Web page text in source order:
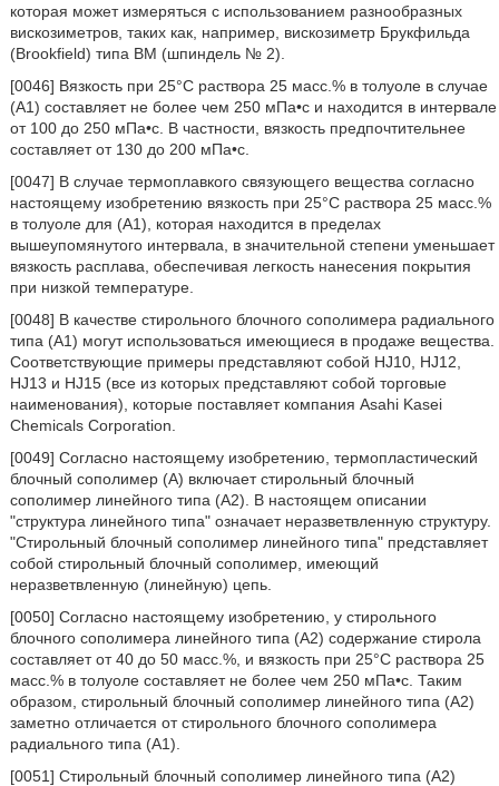
которая может измеряться с использованием разнообразных
вискозиметров, таких как, например, вискозиметр Брукфильда
(Brookfield) типа BM (шпиндель № 2).
[0046] Вязкость при 25°C раствора 25 масс.% в толуоле в случае
(A1) составляет не более чем 250 мПа•с и находится в интервале
от 100 до 250 мПа•с. В частности, вязкость предпочтительнее
составляет от 130 до 200 мПа•с.
[0047] В случае термоплавкого связующего вещества согласно
настоящему изобретению вязкость при 25°C раствора 25 масс.%
в толуоле для (A1), которая находится в пределах
вышеупомянутого интервала, в значительной степени уменьшает
вязкость расплава, обеспечивая легкость нанесения покрытия
при низкой температуре.
[0048] В качестве стирольного блочного сополимера радиального
типа (A1) могут использоваться имеющиеся в продаже вещества.
Соответствующие примеры представляют собой HJ10, HJ12,
HJ13 и HJ15 (все из которых представляют собой торговые
наименования), которые поставляет компания Asahi Kasei
Chemicals Corporation.
[0049] Согласно настоящему изобретению, термопластический
блочный сополимер (A) включает стирольный блочный
сополимер линейного типа (A2). В настоящем описании
"структура линейного типа" означает неразветвленную структуру.
"Стирольный блочный сополимер линейного типа" представляет
собой стирольный блочный сополимер, имеющий
неразветвленную (линейную) цепь.
[0050] Согласно настоящему изобретению, у стирольного
блочного сополимера линейного типа (A2) содержание стирола
составляет от 40 до 50 масс.%, и вязкость при 25°C раствора 25
масс.% в толуоле составляет не более чем 250 мПа•с. Таким
образом, стирольный блочный сополимер линейного типа (A2)
заметно отличается от стирольного блочного сополимера
радиального типа (A1).
[0051] Стирольный блочный сополимер линейного типа (A2)